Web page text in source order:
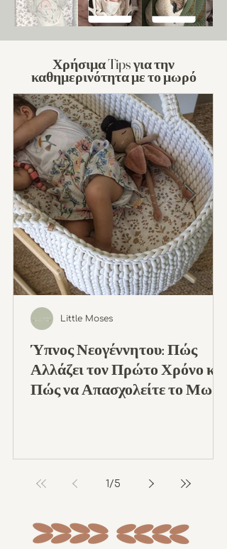
Χρήσιμα Tips για την
καθημερινότητα με το μωρό
Ύπνος Νεογέννητου: Πώς
Αλλάζει τον Πρώτο Χρόνο και
Πώς να Απασχολείτε το Μωρό
Little Moses
1/5